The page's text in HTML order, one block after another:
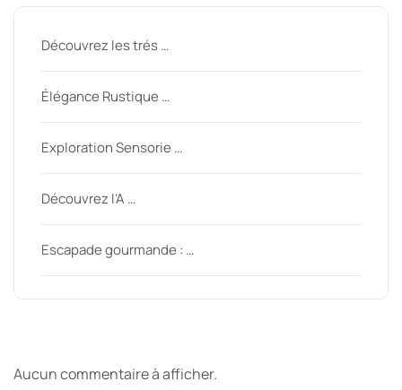
Découvrez les trés …
Élégance Rustique …
Exploration Sensorie …
Découvrez l’A …
Escapade gourmande : …
Aucun commentaire à afficher.